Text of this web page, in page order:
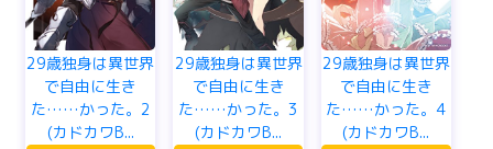
29歳独身は異世界
で自由に生き
た……かった。2
(カドカワB...
29歳独身は異世界
で自由に生き
た……かった。3
(カドカワB...
29歳独身は異世界
で自由に生き
た……かった。4
(カドカワB...